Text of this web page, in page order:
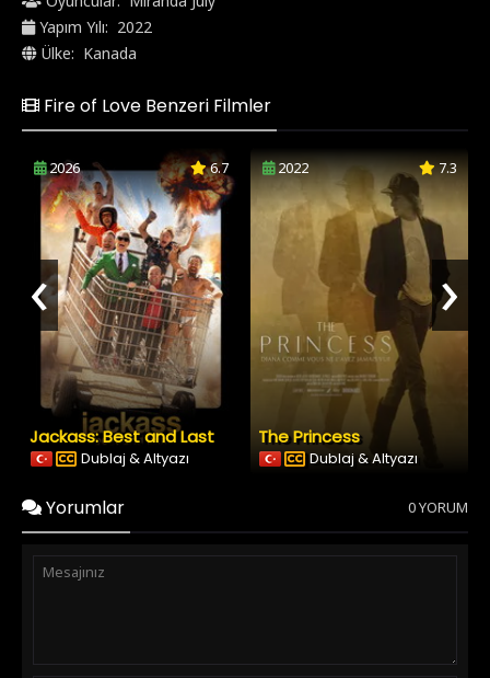
Yapım Yılı: 2022
Ülke: Kanada
Fire of Love Benzeri Filmler
2026 6.7
Jackass: Best and Last
Dublaj & Altyazı
2022 7.3
The Princess
Dublaj & Altyazı
‹ ›
Yorumlar 0 YORUM